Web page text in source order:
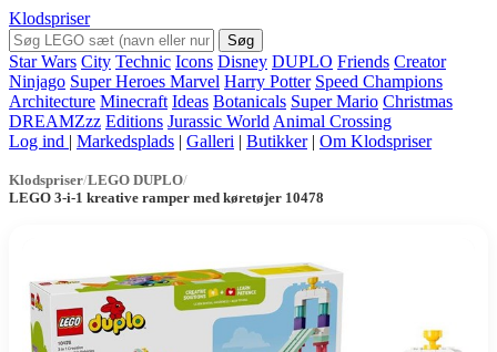
Klodspriser
Søg
Star Wars City Technic Icons Disney DUPLO Friends Creator
Ninjago Super Heroes Marvel Harry Potter Speed Champions
Architecture Minecraft Ideas Botanicals Super Mario Christmas
DREAMZzz Editions Jurassic World Animal Crossing
Log ind | Markedsplads | Galleri | Butikker | Om Klodspriser
Klodspriser/LEGO DUPLO/
LEGO 3-i-1 kreative ramper med køretøjer 10478